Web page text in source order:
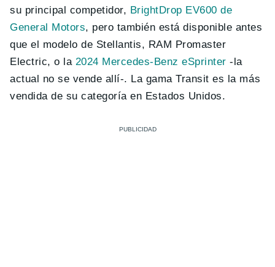
su principal competidor, BrightDrop EV600 de
General Motors, pero también está disponible antes
que el modelo de Stellantis, RAM Promaster
Electric, o la 2024 Mercedes-Benz eSprinter -la
actual no se vende allí-. La gama Transit es la más
vendida de su categoría en Estados Unidos.